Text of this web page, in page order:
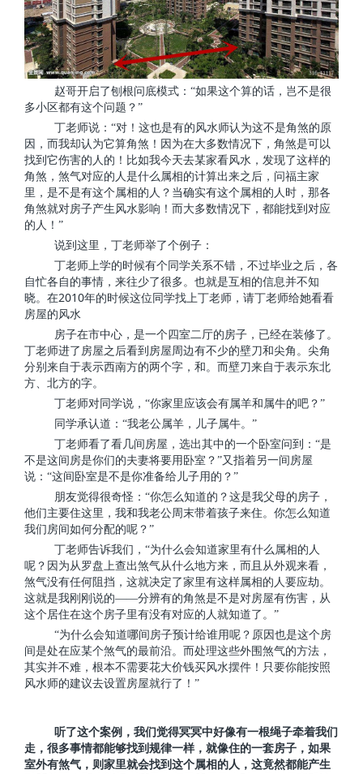
赵哥开启了刨根问底模式：“如果这个算的话，岂不是很
多小区都有这个问题？”
丁老师说：“对！这也是有的风水师认为这不是角煞的原
因，而我却认为它算角煞！因为在大多数情况下，角煞是可以
找到它伤害的人的！比如我今天去某家看风水，发现了这样的
角煞，煞气对应的人是什么属相的计算出来之后，问福主家
里，是不是有这个属相的人？当确实有这个属相的人时，那各
角煞就对房子产生风水影响！而大多数情况下，都能找到对应
的人！”
说到这里，丁老师举了个例子：
丁老师上学的时候有个同学关系不错，不过毕业之后，各
自忙各自的事情，来往少了很多。也就是互相的信息并不知
晓。在2010年的时候这位同学找上丁老师，请丁老师给她看看
房屋的风水
房子在市中心，是一个四室二厅的房子，已经在装修了。
丁老师进了房屋之后看到房屋周边有不少的壁刀和尖角。尖角
分别来自于表示西南方的两个字，和。而壁刀来自于表示东北
方、北方的字。
丁老师对同学说，“你家里应该会有属羊和属牛的吧？”
同学承认道：“我老公属羊，儿子属牛。”
丁老师看了看几间房屋，选出其中的一个卧室问到：“是
不是这间房是你们的夫妻将要用卧室？”又指着另一间房屋
说：“这间卧室是不是你准备给儿子用的？”
朋友觉得很奇怪：“你怎么知道的？这是我父母的房子，
他们主要住这里，我和我老公周末带着孩子来住。你怎么知道
我们房间如何分配的呢？”
丁老师告诉我们，“为什么会知道家里有什么属相的人
呢？因为从罗盘上查出煞气从什么地方来，而且从外观来看，
煞气没有任何阻挡，这就决定了家里有这样属相的人要应劫。
这就是我刚刚说的——分辨有的角煞是不是对房屋有伤害，从
这个居住在这个房子里有没有对应的人就知道了。”
“为什么会知道哪间房子预计给谁用呢？原因也是这个房
间是处在应某个煞气的最前沿。而处理这些外围煞气的方法，
其实并不难，根本不需要花大价钱买风水摆件！只要你能按照
风水师的建议去设置房屋就行了！”
听了这个案例，我们觉得冥冥中好像有一根绳子牵着我们
走，很多事情都能够找到规律一样，就像住的一套房子，如果
室外有煞气，则家里就会找到这个属相的人，这竟然都能产生